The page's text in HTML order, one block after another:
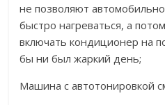
не позволяют
быстро нагреваться, а
включать кондиционер на
бы ни был жаркий день;
Машина с автотонировкой